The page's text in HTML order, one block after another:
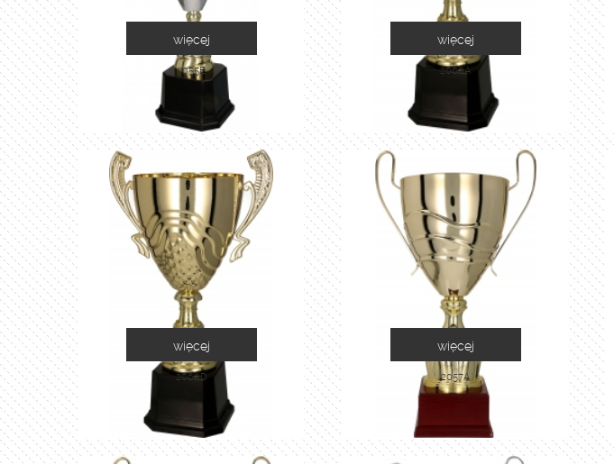
2055E
więcej
2060A
więcej
2060D
więcej
2057A
więcej